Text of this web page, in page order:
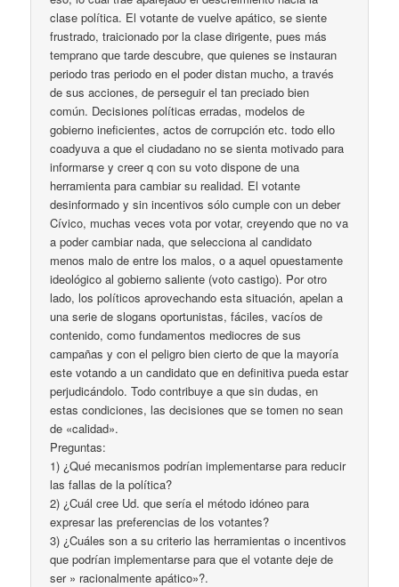
clase política. El votante de vuelve apático, se siente
frustrado, traicionado por la clase dirigente, pues más
temprano que tarde descubre, que quienes se instauran
periodo tras periodo en el poder distan mucho, a través
de sus acciones, de perseguir el tan preciado bien
común. Decisiones políticas erradas, modelos de
gobierno ineficientes, actos de corrupción etc. todo ello
coadyuva a que el ciudadano no se sienta motivado para
informarse y creer q con su voto dispone de una
herramienta para cambiar su realidad. El votante
desinformado y sin incentivos sólo cumple con un deber
Cívico, muchas veces vota por votar, creyendo que no va
a poder cambiar nada, que selecciona al candidato
menos malo de entre los malos, o a aquel opuestamente
ideológico al gobierno saliente (voto castigo). Por otro
lado, los políticos aprovechando esta situación, apelan a
una serie de slogans oportunistas, fáciles, vacíos de
contenido, como fundamentos mediocres de sus
campañas y con el peligro bien cierto de que la mayoría
este votando a un candidato que en definitiva pueda estar
perjudicándolo. Todo contribuye a que sin dudas, en
estas condiciones, las decisiones que se tomen no sean
de «calidad».
Preguntas:
1) ¿Qué mecanismos podrían implementarse para reducir
las fallas de la política?
2) ¿Cuál cree Ud. que sería el método idóneo para
expresar las preferencias de los votantes?
3) ¿Cuáles son a su criterio las herramientas o incentivos
que podrían implementarse para que el votante deje de
ser » racionalmente apático»?.